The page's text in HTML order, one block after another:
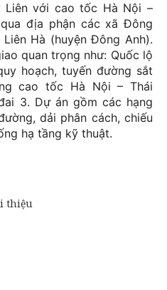
Liên với cao tốc Hà Nội –
địa phận các xã Đông
Hà (huyện Đông Anh).
quan trọng như: Quốc lộ
hoạch, tuyến đường sắt
cao tốc Hà Nội – Thái
3. Dự án gồm các hạng
dải phân cách, chiếu
hạ tầng kỹ thuật.